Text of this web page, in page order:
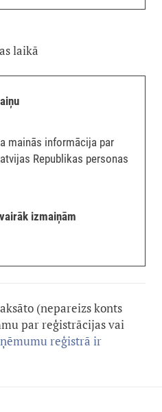
laikā
mainās informācija par
Republikas personas
izmaiņām
(nepareizs konts
par reģistrācijas vai
reģistrā ir